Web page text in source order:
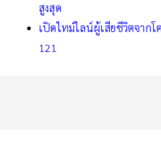
สูงสุด
เปิดไทม์ไลน์ผู้เสียชีวิตจากโ
121